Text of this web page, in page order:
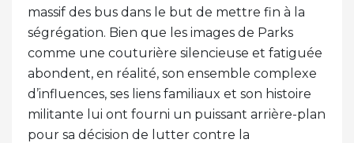
massif des bus dans le but de mettre fin à la
ségrégation. Bien que les images de Parks
comme une couturière silencieuse et fatiguée
abondent, en réalité, son ensemble complexe
d’influences, ses liens familiaux et son histoire
militante lui ont fourni un puissant arrière-plan
pour sa décision de lutter contre la